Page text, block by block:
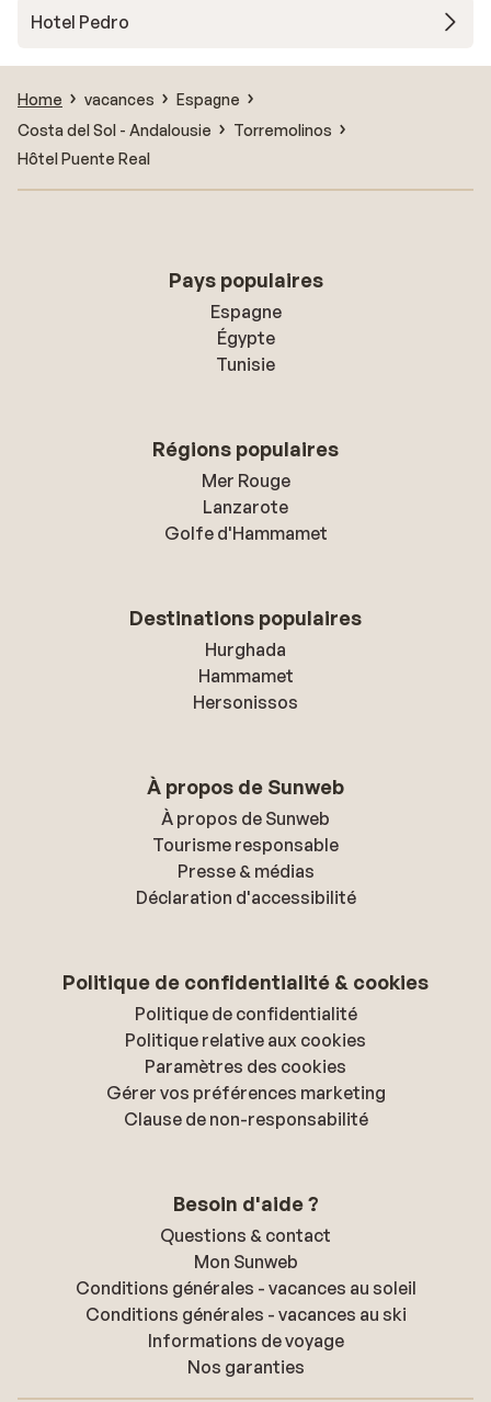
Hotel Pedro
Home vacances
Espagne
Costa del Sol - Andalousie
Torremolinos
Hôtel Puente Real
Pays populaires
Espagne
Égypte
Tunisie
Régions populaires
Mer Rouge
Lanzarote
Golfe d'Hammamet
Destinations populaires
Hurghada
Hammamet
Hersonissos
À propos de Sunweb
À propos de Sunweb
Tourisme responsable
Presse & médias
Déclaration d'accessibilité
Politique de confidentialité & cookies
Politique de confidentialité
Politique relative aux cookies
Paramètres des cookies
Gérer vos préférences marketing
Clause de non-responsabilité
Besoin d'aide ?
Questions & contact
Mon Sunweb
Conditions générales - vacances au soleil
Conditions générales - vacances au ski
Informations de voyage
Nos garanties